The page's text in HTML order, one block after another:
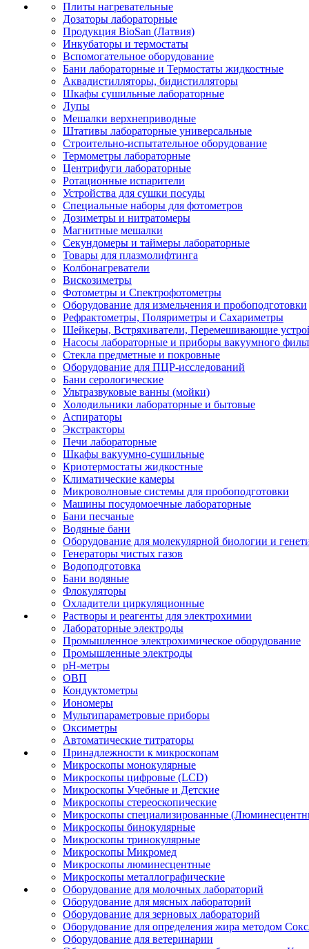
Плиты нагревательные
Дозаторы лабораторные
Продукция BioSan (Латвия)
Инкубаторы и термостаты
Вспомогательное оборудование
Бани лабораторные и Термостаты жидкостные
Аквадистилляторы, бидистилляторы
Шкафы сушильные лабораторные
Лупы
Мешалки верхнеприводные
Штативы лабораторные универсальные
Строительно-испытательное оборудование
Термометры лабораторные
Центрифуги лабораторные
Ротационные испарители
Устройства для сушки посуды
Специальные наборы для фотометров
Дозиметры и нитратомеры
Магнитные мешалки
Секундомеры и таймеры лабораторные
Товары для плазмолифтинга
Колбонагреватели
Вискозиметры
Фотометры и Спектрофотометры
Оборудование для измельчения и пробоподготовки
Рефрактометры, Поляриметры и Сахариметры
Шейкеры, Встряхиватели, Перемешивающие
Насосы лабораторные и приборы вакуумного
Стекла предметные и покровные
Оборудование для ПЦР-исследований
Бани серологические
Ультразвуковые ванны (мойки)
Холодильники лабораторные и бытовые
Аспираторы
Экстракторы
Печи лабораторные
Шкафы вакуумно-сушильные
Криотермостаты жидкостные
Климатические камеры
Микроволновые системы для пробоподготовки
Машины посудомоечные лабораторные
Бани песчаные
Водяные бани
Оборудование для молекулярной биологии и
Генераторы чистых газов
Водоподготовка
Бани водяные
Флокуляторы
Охладители циркуляционные
Растворы и реагенты для электрохимии
Лабораторные электроды
Промышленное электрохимическое оборудование
Промышленные электроды
pH-метры
ОВП
Кондуктометры
Иономеры
Мультипараметровые приборы
Оксиметры
Автоматические титраторы
Принадлежности к микроскопам
Микроскопы монокулярные
Микроскопы цифровые (LCD)
Микроскопы Учебные и Детские
Микроскопы стереоскопические
Микроскопы специализированные
Микроскопы бинокулярные
Микроскопы тринокулярные
Микроскопы Микромед
Микроскопы люминесцентные
Микроскопы металлографические
Оборудование для молочных лабораторий
Оборудование для мясных лабораторий
Оборудование для зерновых лабораторий
Оборудование для определения жира методом
Оборудование для ветеринарии